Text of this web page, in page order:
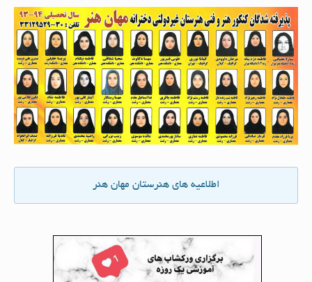
اطلاعیه های هنرستان مهان هنر